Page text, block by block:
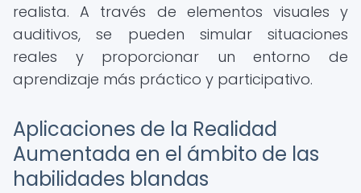
realista. A través de elementos visuales y
auditivos, se pueden simular situaciones
reales y proporcionar un entorno de
aprendizaje más práctico y participativo.
Aplicaciones de la Realidad
Aumentada en el ámbito de las
habilidades blandas